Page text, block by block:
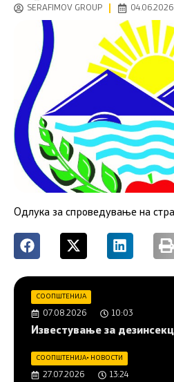
SERAFIMOV GROUP 04.06.2026
Одлука за спроведување на
СООПШТЕНИЈА
07.08.2026 10:03
Известување за
СООПШТЕНИЈА• НОВОСТИ
27.07.2026 13:24